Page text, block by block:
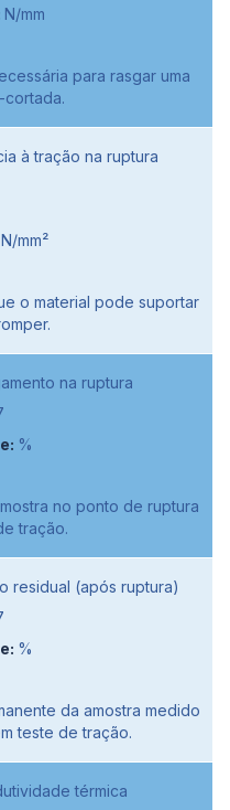
N/mm
para rasgar uma
cortada.
à tração na ruptura
N/mm²
o material pode suportar
na ruptura
%
no ponto de ruptura
tração.
residual (após ruptura)
%
da amostra medido
teste de tração.
térmica